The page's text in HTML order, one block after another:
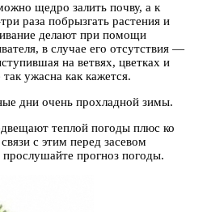
щедро залить почву, а к
раза побрызгать растения и
делают при помощи
в случае его отсутствия —
на ветвях, цветках и
так ужасна как кажется.
дни очень прохладной зимы.
теплой погоды плюс ко
с этим перед засевом
прогноз погоды.